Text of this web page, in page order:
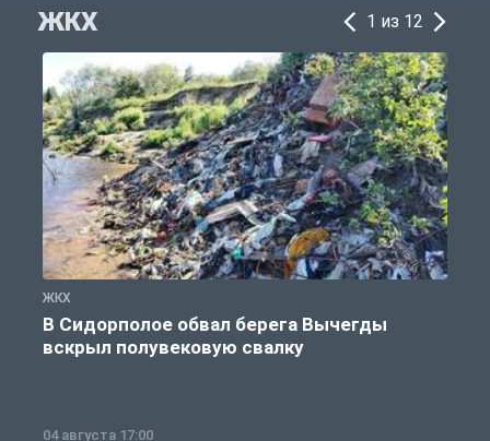
ЖКХ 1 из 12
ЖКХ
В Сидорполое обвал берега Вычегды
вскрыл полувековую свалку
04 августа 17:00